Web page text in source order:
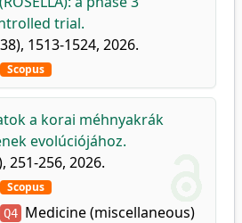
trial.
1513-1524, 2026.
Scopus
a korai méhnyakrák
evolúciójához.
251-256, 2026.
Scopus
Q4 Medicine (miscellaneous)